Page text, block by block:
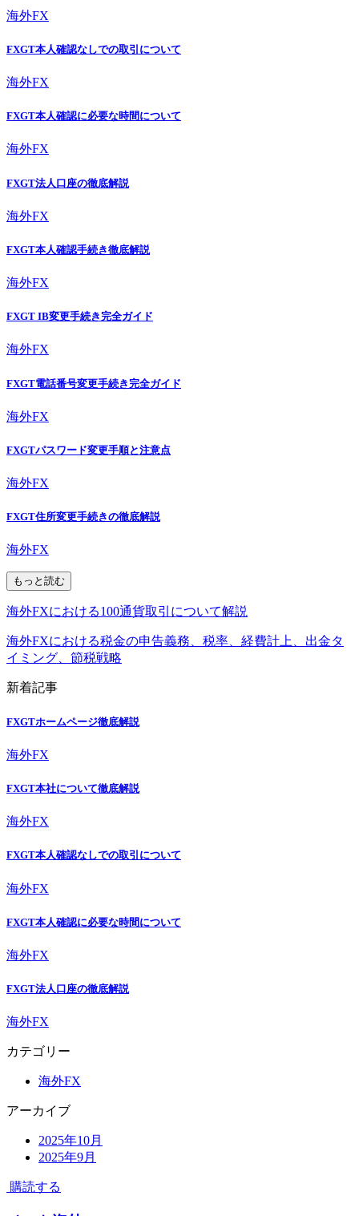
海外FX
FXGT本人確認なしでの取引について
海外FX
FXGT本人確認に必要な時間について
海外FX
FXGT法人口座の徹底解説
海外FX
FXGT本人確認手続き徹底解説
海外FX
FXGT IB変更手続き完全ガイド
海外FX
FXGT電話番号変更手続き完全ガイド
海外FX
FXGTパスワード変更手順と注意点
海外FX
FXGT住所変更手続きの徹底解説
海外FX
もっと読む
海外FXにおける100通貨取引について解説
海外FXにおける税金の申告義務、税率、経費計上、出金タ
イミング、節税戦略
新着記事
FXGTホームページ徹底解説
海外FX
FXGT本社について徹底解説
海外FX
FXGT本人確認なしでの取引について
海外FX
FXGT本人確認に必要な時間について
海外FX
FXGT法人口座の徹底解説
海外FX
カテゴリー
海外FX
アーカイブ
2025年10月
2025年9月
購読する